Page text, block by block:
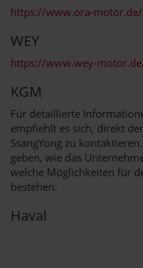
https://www.ora-
WEY
https://www.wey-
KGM
Für detaillierte
empfiehlt es sich, direkt
SsangYong zu
geben, wie das
welche Möglichkeiten für
bestehen.
Haval